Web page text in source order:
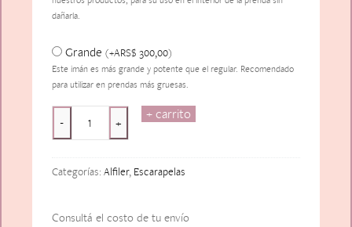
dañarla.
Grande (+ARS$ 300,00)
Este imán es más grande y potente que el regular. Recomendado
para utilizar en prendas más gruesas.
Moño
Plateada
- +
+ carrito
Categorías: Alfiler, Escarapelas
Consultá el costo de tu envío